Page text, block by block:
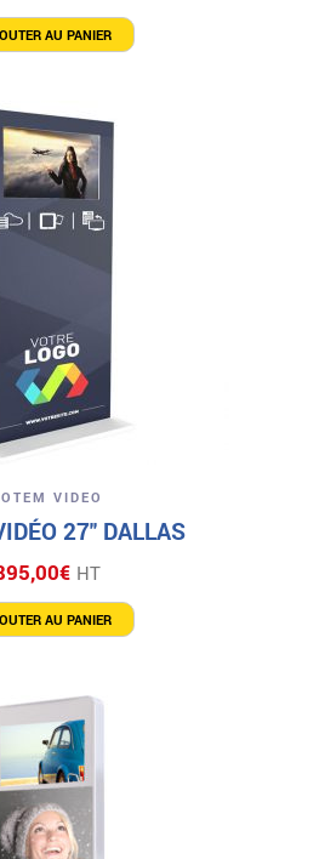
prix
initial
250,00€.
prix
actuel
AU PANIER
VIDEO
27″ DALLAS
€ HT
AU PANIER